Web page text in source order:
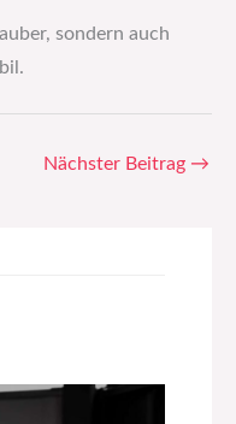
sondern auch
Nächster Beitrag →